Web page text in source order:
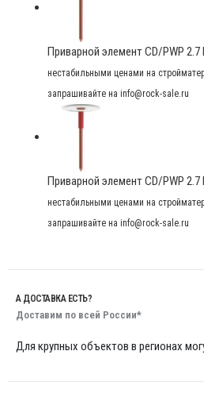
Приварной элемент CD/PWP 2.7
нестабильными ценами на
запрашивайте на info@rock-sale.ru
Приварной элемент CD/PWP 2.7
нестабильными ценами на
запрашивайте на info@rock-sale.ru
А ДОСТАВКА ЕСТЬ?
Доставим по всей России*
Для крупных объектов в регионах